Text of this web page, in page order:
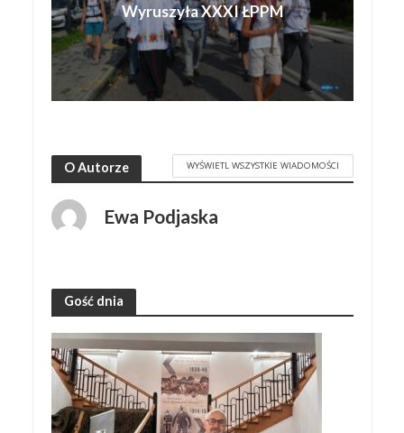
Wyruszyła XXXI ŁPPM
O Autorze WYŚWIETL WSZYSTKIE WIADOMOŚCI
Ewa Podjaska
Gość dnia